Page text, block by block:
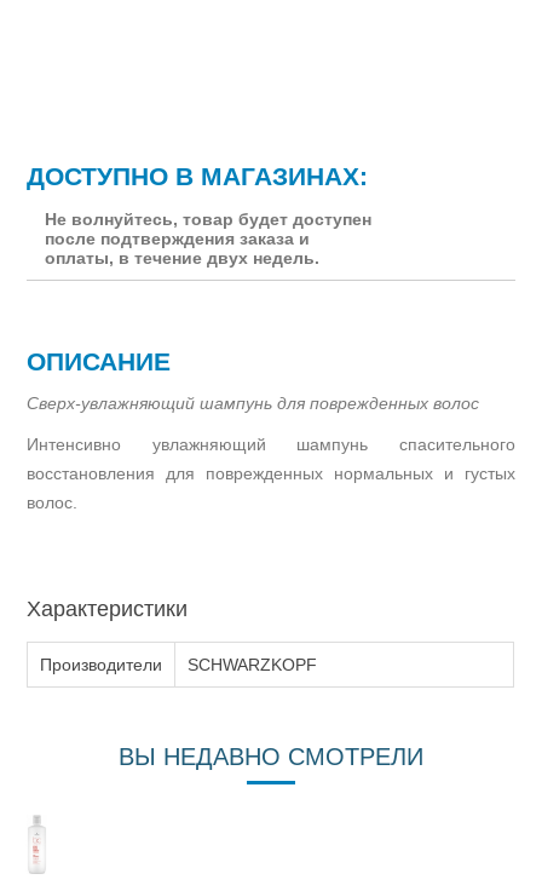
ДОСТУПНО В МАГАЗИНАХ:
Не волнуйтесь, товар будет доступен
после подтверждения заказа и
оплаты, в течение двух недель.
ОПИСАНИЕ
Сверх-увлажняющий шампунь для поврежденных волос
Интенсивно увлажняющий шампунь спасительного
восстановления для поврежденных нормальных и густых
волос.
Характеристики
Производители SCHWARZKOPF
ВЫ НЕДАВНО СМОТРЕЛИ